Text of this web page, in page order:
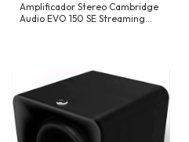
Amplificador Stereo Cambridge
Audio EVO 150 SE Streaming